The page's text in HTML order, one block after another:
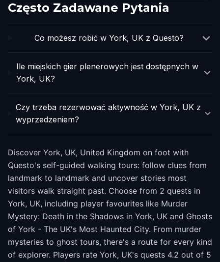
Często Zadawane Pytania
Co możesz robić w York, UK z Questo?
Ile miejskich gier plenerowych jest dostępnych w
York, UK?
Czy trzeba rezerwować aktywność w York, UK z
wyprzedzeniem?
Discover York, UK, United Kingdom on foot with
Questo's self-guided walking tours: follow clues from
landmark to landmark and uncover stories most
visitors walk straight past. Choose from 2 quests in
York, UK, including player favourites like Murder
Mystery: Death in the Shadows in York, UK and Ghosts
of York - The UK's Most Haunted City. From murder
mysteries to ghost tours, there's a route for every kind
of explorer. Players rate York, UK's quests 4.2 out of 5